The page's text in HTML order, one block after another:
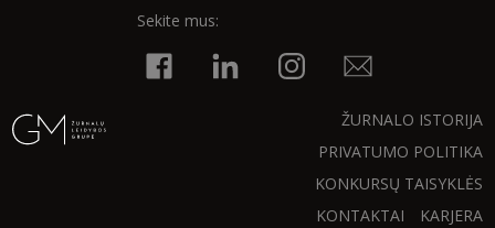
Sekite mus:
ŽURNALO ISTORIJA
PRIVATUMO POLITIKA
KONKURSŲ TAISYKLĖS
KARJERA
KONTAKTAI